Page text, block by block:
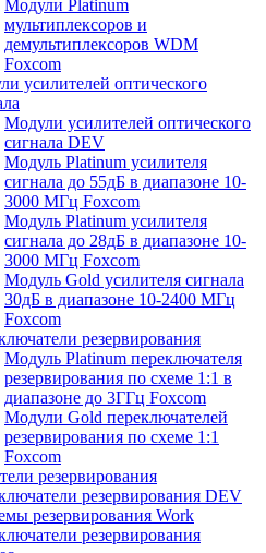
Модули Platinum
мультиплексоров и
демультиплексоров WDM
Foxcom
усилителей оптического
Модули усилителей оптического
сигнала DEV
Модуль Platinum усилителя
сигнала до 55дБ в диапазоне 10-
3000 МГц Foxcom
Модуль Platinum усилителя
сигнала до 28дБ в диапазоне 10-
3000 МГц Foxcom
Модуль Gold усилителя сигнала
30дБ в диапазоне 10-2400 МГц
Foxcom
резервирования
Модуль Platinum переключателя
резервирования по схеме 1:1 в
диапазоне до 3ГГц Foxcom
Модули Gold переключателей
резервирования по схеме 1:1
Foxcom
резервирования
резервирования DEV
резервирования Work
резервирования